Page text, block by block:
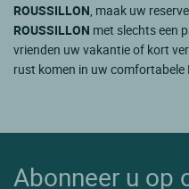
ROUSSILLON, maak uw
ROUSSILLON met slechts een
vrienden uw vakantie of kort
rust komen in uw comfortabele
Abonneer u op